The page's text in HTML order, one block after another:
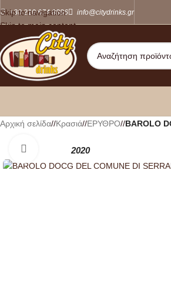
Skip to navigation
Skip to main content
+30 210 674 8886 info@citydrinks.gr
Αρχική σελίδα/ Κρασιά/ ΕΡΥΘΡΟ/ BAROLO
2020
Κλικ για μεγέθυνση